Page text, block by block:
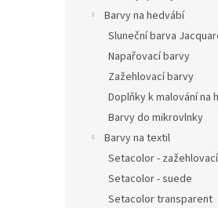
Barvy na hedvábí
Sluneční barva
Napařovací barvy
Zažehlovací barvy
Doplňky k malování na
Barvy do mikrovlnky
Barvy na textil
Setacolor -
Setacolor - suede
Setacolor transparent